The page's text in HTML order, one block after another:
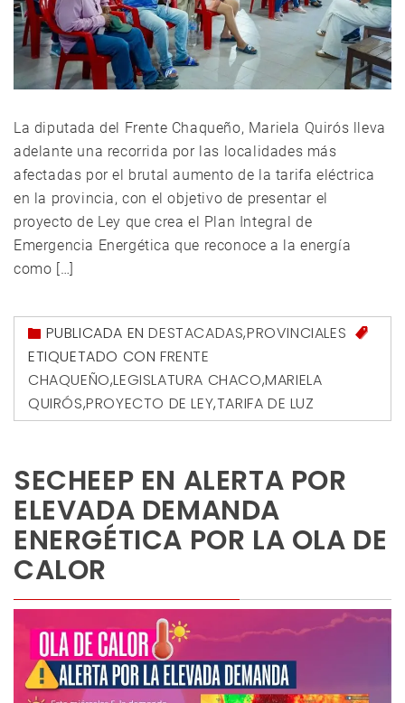
La diputada del Frente Chaqueño, Mariela Quirós lleva
adelante una recorrida por las localidades más
afectadas por el brutal aumento de la tarifa eléctrica
en la provincia, con el objetivo de presentar el
proyecto de Ley que crea el Plan Integral de
Emergencia Energética que reconoce a la energía
como […]
PUBLICADA ENDESTACADAS,PROVINCIALES
ETIQUETADO CON FRENTE
CHAQUEÑO,LEGISLATURA CHACO,MARIELA
QUIRÓS,PROYECTO DE LEY,TARIFA DE LUZ
SECHEEP EN ALERTA POR
ELEVADA DEMANDA
ENERGÉTICA POR LA OLA DE
CALOR